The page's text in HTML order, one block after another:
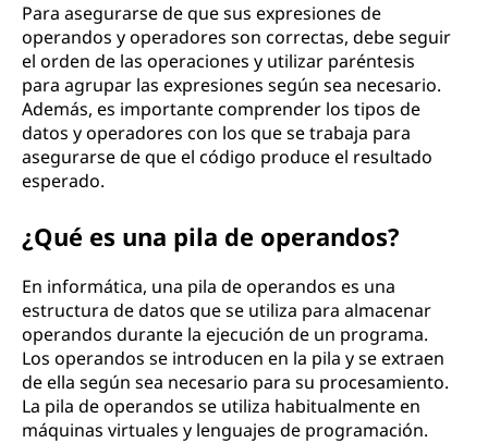
Para asegurarse de que sus expresiones de
operandos y operadores son correctas, debe seguir
el orden de las operaciones y utilizar paréntesis
para agrupar las expresiones según sea necesario.
Además, es importante comprender los tipos de
datos y operadores con los que se trabaja para
asegurarse de que el código produce el resultado
esperado.
¿Qué es una pila de operandos?
En informática, una pila de operandos es una
estructura de datos que se utiliza para almacenar
operandos durante la ejecución de un programa.
Los operandos se introducen en la pila y se extraen
de ella según sea necesario para su procesamiento.
La pila de operandos se utiliza habitualmente en
máquinas virtuales y lenguajes de programación.